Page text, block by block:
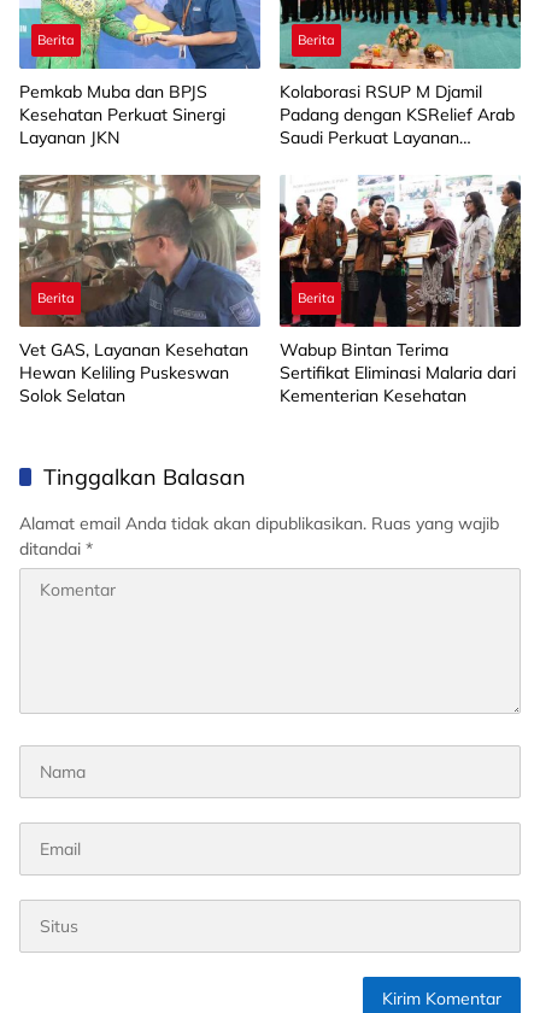
Berita
Pemkab Muba dan BPJS
Kesehatan Perkuat Sinergi
Layanan JKN
Berita
Kolaborasi RSUP M Djamil
Padang dengan KSRelief Arab
Saudi Perkuat Layanan
Sumbar
Berita
Vet GAS, Layanan Kesehatan
Hewan Keliling Puskeswan
Solok Selatan
Berita
Wabup Bintan Terima
Sertifikat Eliminasi Malaria dari
Kementerian Kesehatan
Tinggalkan Balasan
Alamat email Anda tidak akan dipublikasikan. Ruas yang wajib
ditandai *